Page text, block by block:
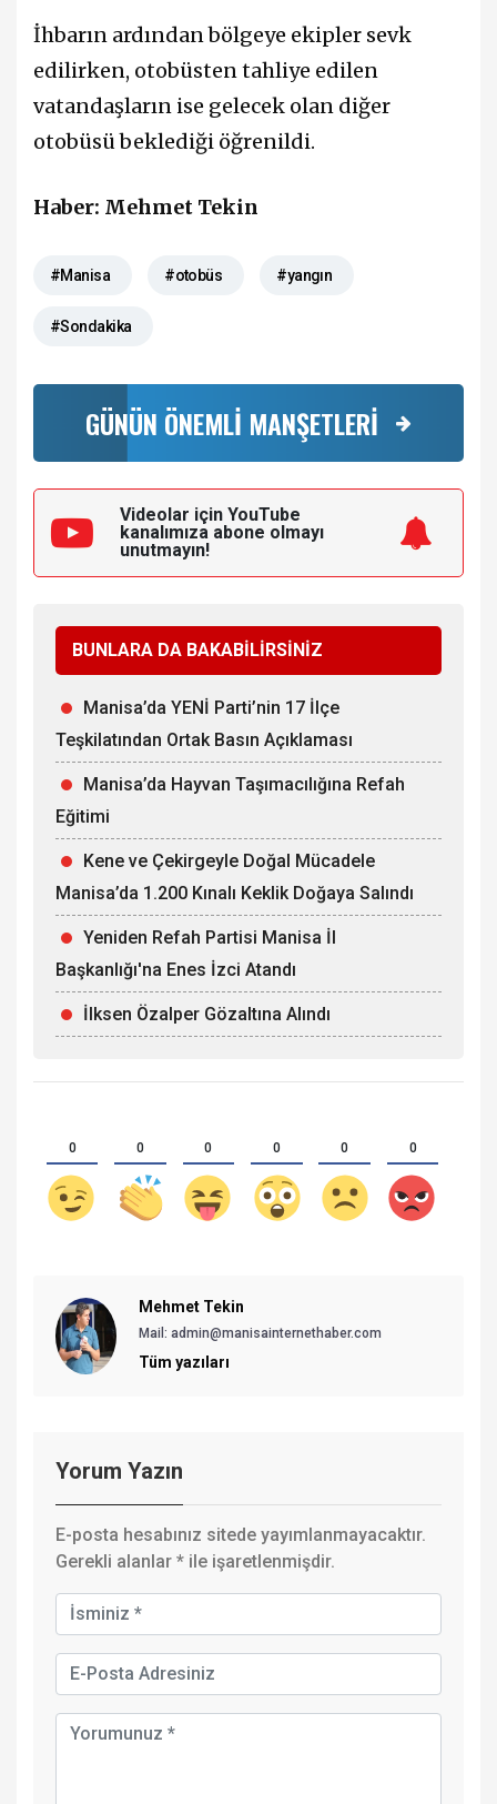
İhbarın ardından bölgeye ekipler sevk
edilirken, otobüsten tahliye edilen
vatandaşların ise gelecek olan diğer
otobüsü beklediği öğrenildi.
Haber: Mehmet Tekin
#Manisa #otobüs #yangın
#Sondakika
GÜNÜN ÖNEMLİ MANŞETLERİ
Videolar için YouTube
kanalımıza abone olmayı
unutmayın!
BUNLARA DA BAKABİLİRSİNİZ
Manisa’da YENİ Parti’nin 17 İlçe
Teşkilatından Ortak Basın Açıklaması
Manisa’da Hayvan Taşımacılığına Refah
Eğitimi
Kene ve Çekirgeyle Doğal Mücadele
Manisa’da 1.200 Kınalı Keklik Doğaya Salındı
Yeniden Refah Partisi Manisa İl
Başkanlığı'na Enes İzci Atandı
İlksen Özalper Gözaltına Alındı
0 0 0 0 0 0
Mehmet Tekin
Mail: admin@manisainternethaber.com
Tüm yazıları
Yorum Yazın
E-posta hesabınız sitede yayımlanmayacaktır.
Gerekli alanlar * ile işaretlenmişdir.